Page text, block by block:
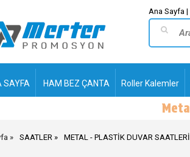
Ana Sayfa |
SAYFA HAM BEZ ÇANTA Roller Kalemler
SAATLER METAL - PLASTİK DUVAR SAATLERİ